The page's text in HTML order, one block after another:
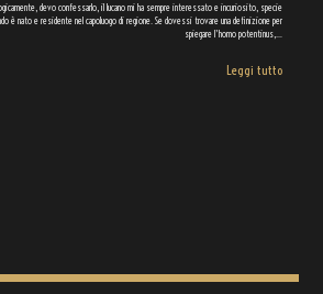
devo confessarlo, il lucano mi ha sempre interessato e incuriosito, specie
è nato e residente nel capoluogo di regione. Se dovessi trovare una definizione per
spiegare l’homo potentinus,…
Leggi tutto